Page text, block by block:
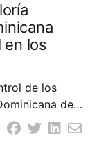
en los
de los
de
el control
artículo 247 lo